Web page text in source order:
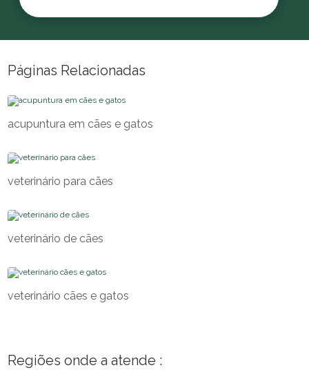
Páginas Relacionadas
acupuntura em cães e gatos
veterinário para cães
veterinário de cães
veterinário cães e gatos
Regiões onde a atende :